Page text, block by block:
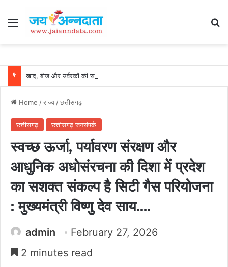
Menu
Home /राज्य/छत्तीसगढ़
छत्तीसगढ़ छत्तीसगढ़ जनसंपर्क
स्वच्छ ऊर्जा, पर्यावरण संरक्षण और
आधुनिक अधोसंरचना की दिशा में प्रदेश
का सशक्त संकल्प है सिटी गैस परियोजना
: मुख्यमंत्री विष्णु देव साय….
admin
February 27, 2026
2 minutes read